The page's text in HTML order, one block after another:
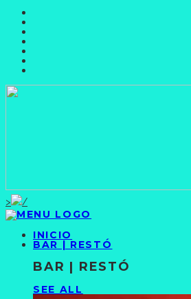
>
INICIO
BAR | RESTÓ
BAR | RESTÓ
SEE ALL